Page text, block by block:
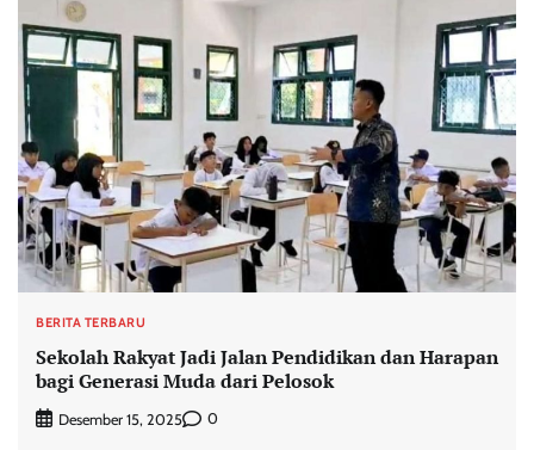
BERITA TERBARU
Sekolah Rakyat Jadi Jalan Pendidikan dan Harapan
bagi Generasi Muda dari Pelosok
Desember 15, 2025 0